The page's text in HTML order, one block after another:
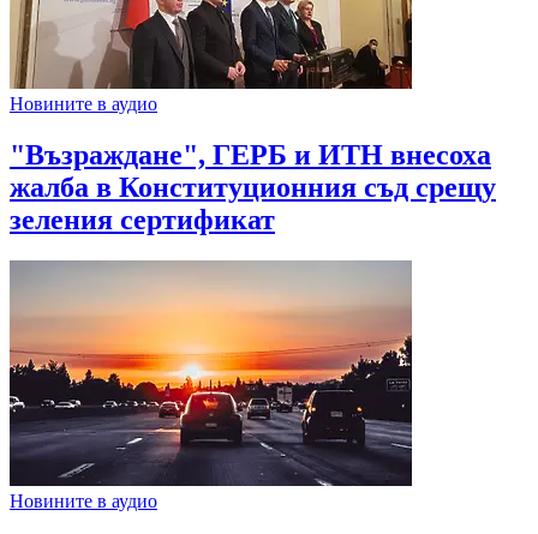
Новините в аудио
"Възраждане", ГЕРБ и ИТН внесоха
жалба в Конституционния съд срещу
зеления сертификат
Новините в аудио